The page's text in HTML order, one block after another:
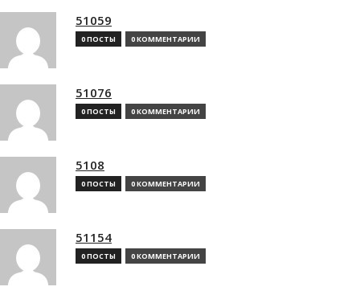
51059
0 ПОСТЫ 0 КОММЕНТАРИИ
51076
0 ПОСТЫ 0 КОММЕНТАРИИ
5108
0 ПОСТЫ 0 КОММЕНТАРИИ
51154
0 ПОСТЫ 0 КОММЕНТАРИИ